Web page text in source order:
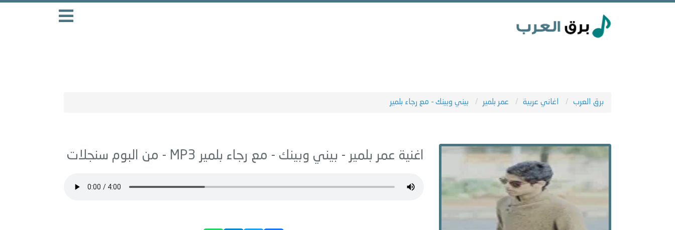
برق العرب اغاني عربية عمر بلمير بيني وبينك - مع رجاء بلمير
اغنية عمر بلمير - بيني وبينك - مع رجاء بلمير سنجلات